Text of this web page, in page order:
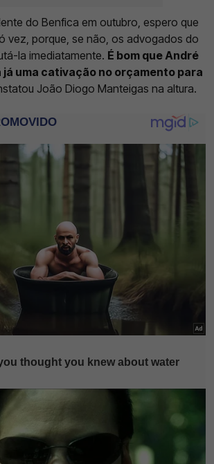
do Benfica em outubro, espero que
vez, porque, se não, os advogados do
la imediatamente. É bom que André
uma cativação no orçamento para
João Diogo Manteigas na altura.